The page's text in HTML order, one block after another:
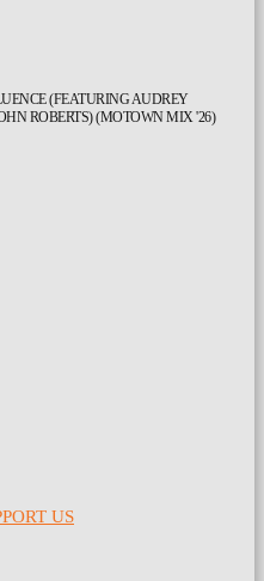
(FEATURING AUDREY
ROBERTS) (MOTOWN MIX '26)